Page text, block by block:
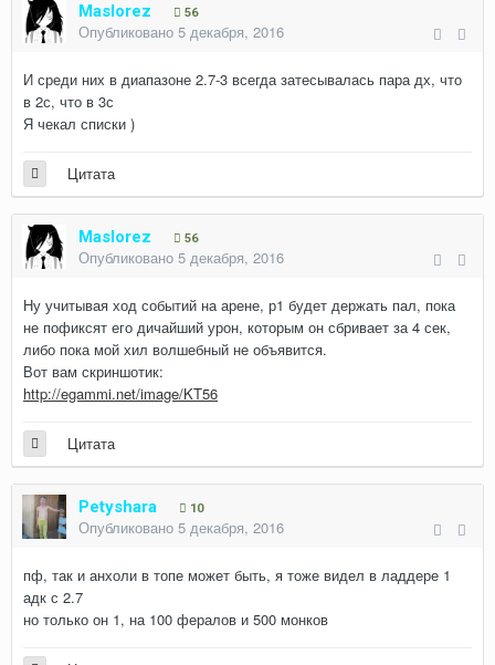
Maslorez 56
Опубликовано 5 декабря, 2016
И среди них в диапазоне 2.7-3 всегда затесывалась пара дх, что
в 2с, что в 3с
Я чекал списки )
Цитата
Maslorez 56
Опубликовано 5 декабря, 2016
Ну учитывая ход событий на арене, р1 будет держать пал, пока
не пофиксят его дичайший урон, которым он сбривает за 4 сек,
либо пока мой хил волшебный не объявится.
Вот вам скриншотик:
http://egammi.net/image/KT56
Цитата
Petyshara 10
Опубликовано 5 декабря, 2016
пф, так и анхоли в топе может быть, я тоже видел в ладдере 1
адк с 2.7
но только он 1, на 100 фералов и 500 монков